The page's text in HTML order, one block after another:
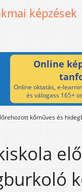
képzések
Online
Online oktatás, e-
és válogass 165+
kőműves és